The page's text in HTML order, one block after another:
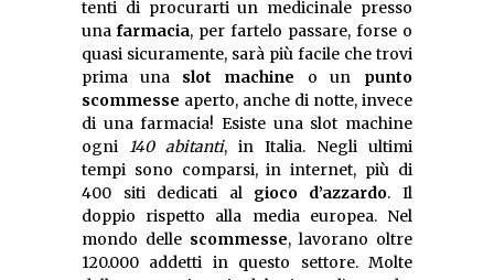
tenti di procurarti un medicinale presso
una farmacia, per fartelo passare, forse o
quasi sicuramente, sarà più facile che trovi
prima una slot machine o un punto
scommesse aperto, anche di notte, invece
di una farmacia! Esiste una slot machine
ogni 140 abitanti, in Italia. Negli ultimi
tempi sono comparsi, in internet, più di
400 siti dedicati al gioco d’azzardo. Il
doppio rispetto alla media europea. Nel
mondo delle scommesse, lavorano oltre
120.000 addetti in questo settore. Molte